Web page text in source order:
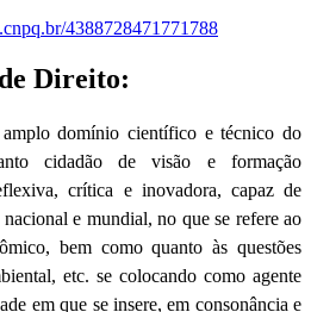
4388728471771788
Direito:
amplo domínio científico e técnico do
cidadão de visão e formação
crítica e inovadora, capaz de
e mundial, no que se refere ao
bem como quanto às questões
etc. se colocando como agente
em que se insere, em consonância e